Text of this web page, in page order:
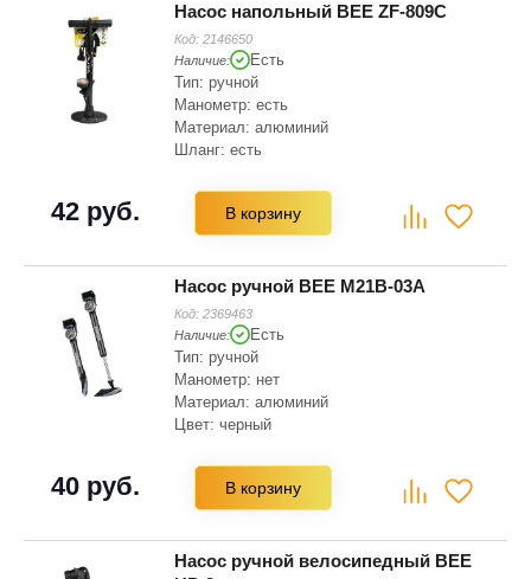
Насос напольный BEE ZF-809C
Код: 2146650
Наличие:
Есть
Тип: ручной
Манометр: есть
Материал: алюминий
Шланг: есть
Цвет: черный
Тип головки: быстрозажимная
42 руб. В корзину
Насос ручной BEE M21B-03A
Код: 2369463
Наличие:
Есть
Тип: ручной
Манометр: нет
Материал: алюминий
Цвет: черный
40 руб. В корзину
Насос ручной велосипедный BEE